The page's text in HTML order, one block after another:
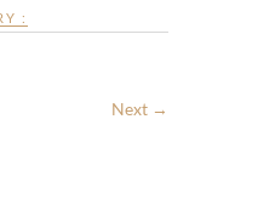
:
Next →